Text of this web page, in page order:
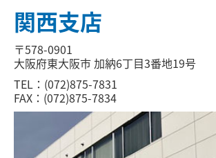
関西支店
〒578-0901
大阪府東大阪市 加納6丁目3番地19号
TEL：(072)875-7831
FAX：(072)875-7834